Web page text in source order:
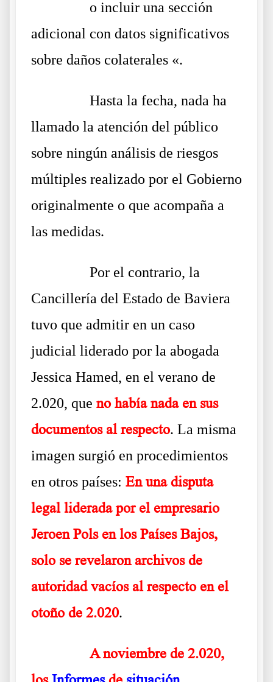
o incluir una sección
adicional con datos significativos
sobre daños colaterales «.
Hasta la fecha, nada ha
llamado la atención del público
sobre ningún análisis de riesgos
múltiples realizado por el Gobierno
originalmente o que acompaña a
las medidas.
Por el contrario, la
Cancillería del Estado de Baviera
tuvo que admitir en un caso
judicial liderado por la abogada
Jessica Hamed, en el verano de
2.020, que no había nada en sus
documentos al respecto. La misma
imagen surgió en procedimientos
en otros países: En una disputa
legal liderada por el empresario
Jeroen Pols en los Países Bajos,
solo se revelaron archivos de
autoridad vacíos al respecto en el
otoño de 2.020.
A noviembre de 2.020,